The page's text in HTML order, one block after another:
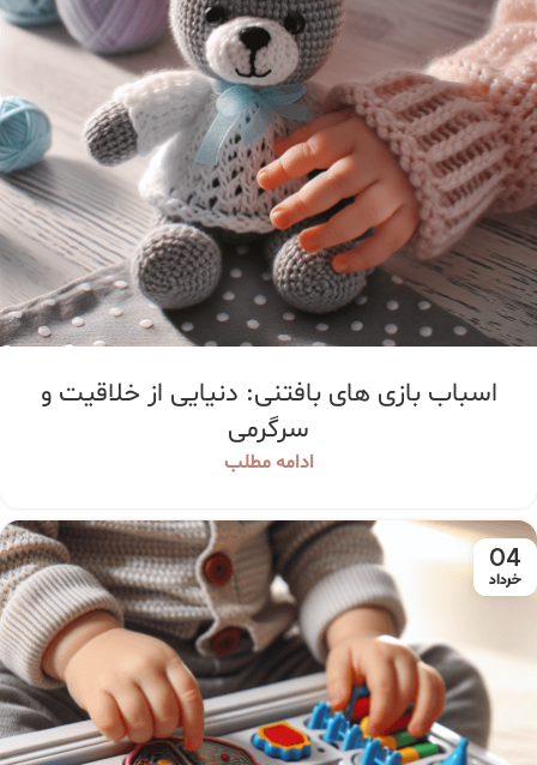
اسباب بازی های بافتنی: دنیایی از خلاقیت و
سرگرمی
ادامه مطلب
04
خرداد